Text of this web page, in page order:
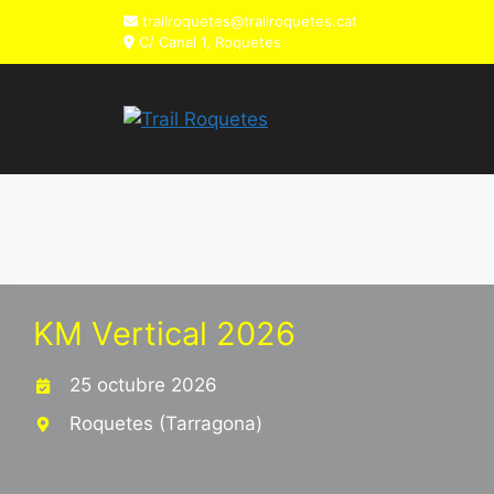
trailroquetes@trailroquetes.cat
C/ Canal 1, Roquetes
KM Vertical 2026
25 octubre 2026
Roquetes (Tarragona)